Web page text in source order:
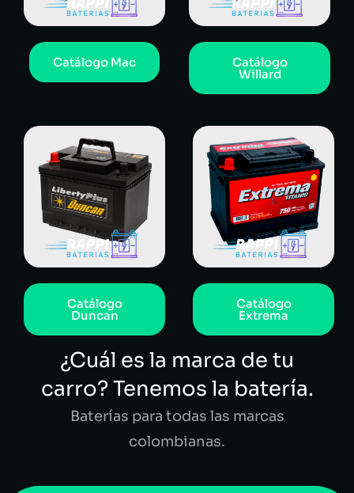
Catálogo Mac Catálogo
Willard
Catálogo
Duncan
Catálogo
Extrema
¿Cuál es la marca de tu
carro? Tenemos la batería.
Baterías para todas las marcas
colombianas.